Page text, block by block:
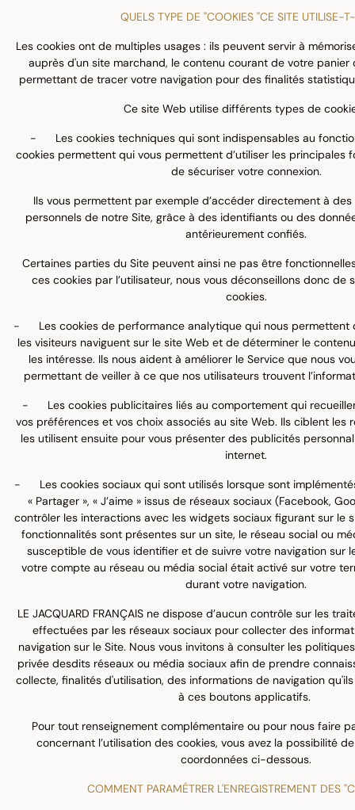
QUELS TYPE DE "COOKIES "CE SITE UTILISE-
Les cookies ont de multiples usages : ils peuvent servir à
auprès d'un site marchand, le contenu courant de votre
permettant de tracer votre navigation pour des finalités
Ce site Web utilise différents types de
- Les cookies techniques qui sont indispensables au
cookies permettent qui vous permettent d’utiliser les principales
de sécuriser votre connexion.
Ils vous permettent par exemple d’accéder directement à
personnels de notre Site, grâce à des identifiants ou des
antérieurement confiés.
Certaines parties du Site peuvent ainsi ne pas être
ces cookies par l’utilisateur, nous vous déconseillons donc de
cookies.
- Les cookies de performance analytique qui nous permettent
les visiteurs naviguent sur le site Web et de déterminer le
les intéresse. Ils nous aident à améliorer le Service que nous
permettant de veiller à ce que nos utilisateurs trouvent
- Les cookies publicitaires liés au comportement qui
vos préférences et vos choix associés au site Web. Ils ciblent les
les utilisent ensuite pour vous présenter des publicités
internet.
- Les cookies sociaux qui sont utilisés lorsque sont
« Partager », « J’aime » issus de réseaux sociaux (Facebook,
contrôler les interactions avec les widgets sociaux figurant sur le
fonctionnalités sont présentes sur un site, le réseau social ou
susceptible de vous identifier et de suivre votre navigation sur
votre compte au réseau ou média social était activé sur votre
durant votre navigation.
LE JACQUARD FRANÇAIS ne dispose d’aucun contrôle sur les
effectuées par les réseaux sociaux pour collecter des
navigation sur le Site. Nous vous invitons à consulter les
privée desdits réseaux ou média sociaux afin de prendre
collecte, finalités d'utilisation, des informations de navigation
à ces boutons applicatifs.
Pour tout renseignement complémentaire ou pour nous faire
concernant l’utilisation des cookies, vous avez la possibilité
coordonnées ci-dessous.
COMMENT PARAMÉTRER L'ENREGISTREMENT DES